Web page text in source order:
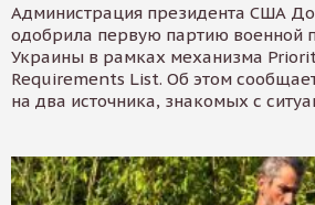
Администрация президента США
одобрила первую партию военной
Украины в рамках механизма
Requirements List. Об этом
на два источника, знакомых с